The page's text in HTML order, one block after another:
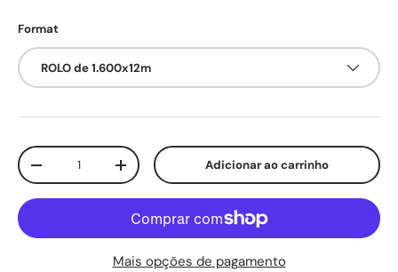
Format
ROLO de 1.600x12m
Qtd.
Diminuir quantidadeAumente a quantidadeAdicionar ao carrinho
Mais opções de pagamento